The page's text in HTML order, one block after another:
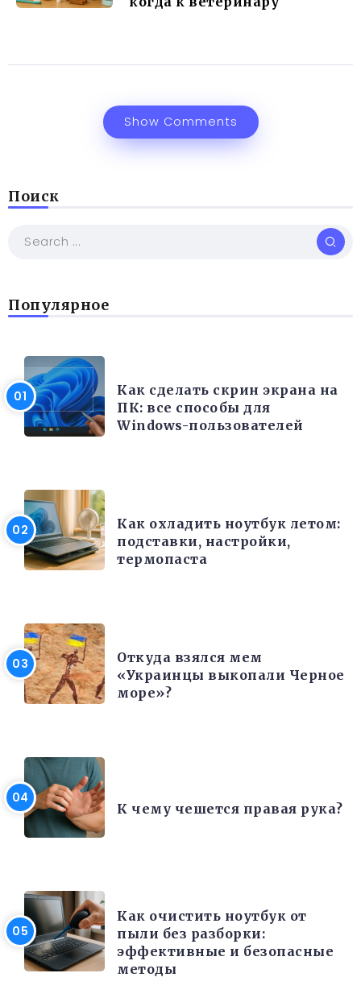
Show Comments
Поиск
Популярное
Как сделать скрин экрана на
ПК: все способы для
Windows-пользователей
Как охладить ноутбук летом:
подставки, настройки,
термопаста
Откуда взялся мем
«Украинцы выкопали Черное
море»?
К чему чешется правая рука?
Как очистить ноутбук от
пыли без разборки:
эффективные и безопасные
методы